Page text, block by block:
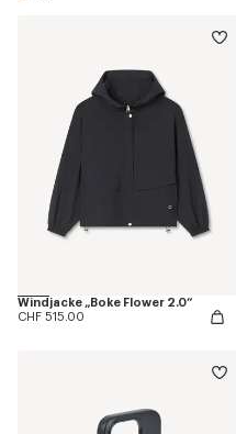
Windjacke „Boke Flower 2.0“
CHF 515.00